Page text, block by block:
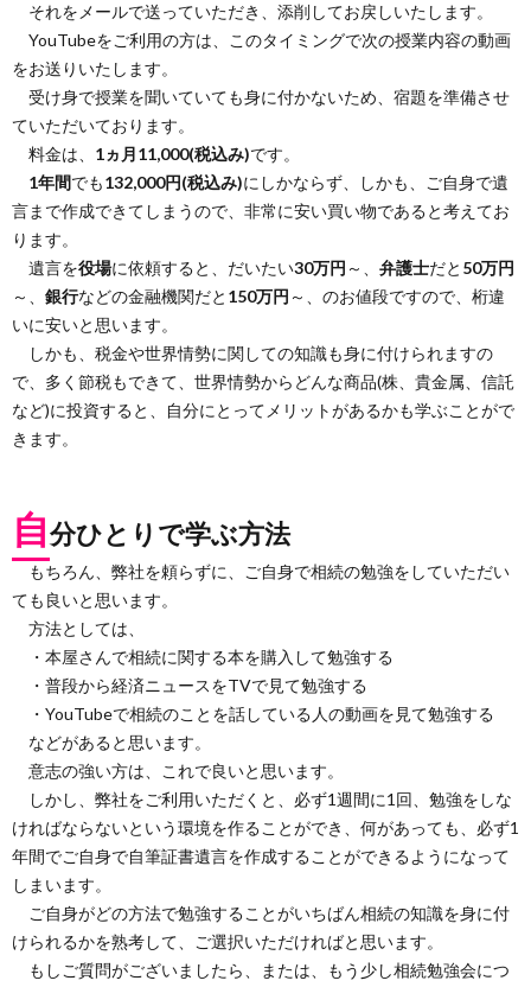
それをメールで送っていただき、添削してお戻しいたします。
YouTubeをご利用の方は、このタイミングで次の授業内容の動画
をお送りいたします。
受け身で授業を聞いていても身に付かないため、宿題を準備させ
ていただいております。
料金は、 1ヵ月11,000(税込み)です。
1年間でも132,000円(税込み)にしかならず、しかも、ご自身で遺
言まで作成できてしまうので、非常に安い買い物であると考えてお
ります。
遺言を役場に依頼すると、だいたい30万円 ～、 弁護士だと 50万円
～、 銀行などの金融機関だと 150万円 ～、のお値段ですので、桁違
いに安いと思います。
しかも、税金や世界情勢に関しての知識も身に付けられますの
で、多く節税もできて、世界情勢からどんな商品(株、貴金属、信託
など)に投資すると、自分にとってメリットがあるかも学ぶことがで
きます。
自分ひとりで学ぶ方法
もちろん、弊社を頼らずに、ご自身で相続の勉強をしていただい
ても良いと思います。
方法としては、
・本屋さんで相続に関する本を購入して勉強する
・普段から経済ニュースをTVで見て勉強する
・YouTubeで相続のことを話している人の動画を見て勉強する
などがあると思います。
意志の強い方は、これで良いと思います。
しかし、弊社をご利用いただくと、必ず1週間に1回、勉強をしな
ければならないという環境を作ることができ、何があっても、必ず1
年間でご自身で自筆証書遺言を作成することができるようになって
しまいます。
ご自身がどの方法で勉強することがいちばん相続の知識を身に付
けられるかを熟考して、ご選択いただければと思います。
もしご質問がございましたら、または、もう少し相続勉強会につ